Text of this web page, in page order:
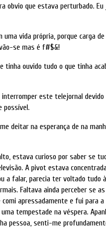
obvio que estava perturbado.
uma vida própria, porque carga
se mas é f#$&!
tinha ouvido tudo o que tinha
este telejornal devido
possível.
deitar na esperança de na
estava curioso por saber se
A pivot estava
a falar, parecia ter voltado tudo
Faltava ainda perceber se
apressadamente e fui para
tempestade na véspera.
pessoa, senti-me